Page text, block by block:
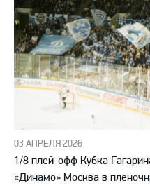
03 АПРЕЛЯ 2026
1/8 плей-офф Кубка
«Динамо» Москва в